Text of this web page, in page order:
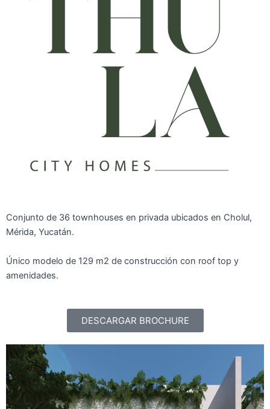
Conjunto de 36 townhouses en privada ubicados en Cholul,
Mérida, Yucatán.
Único modelo de 129 m2 de construcción con roof top y
amenidades.
DESCARGAR BROCHURE